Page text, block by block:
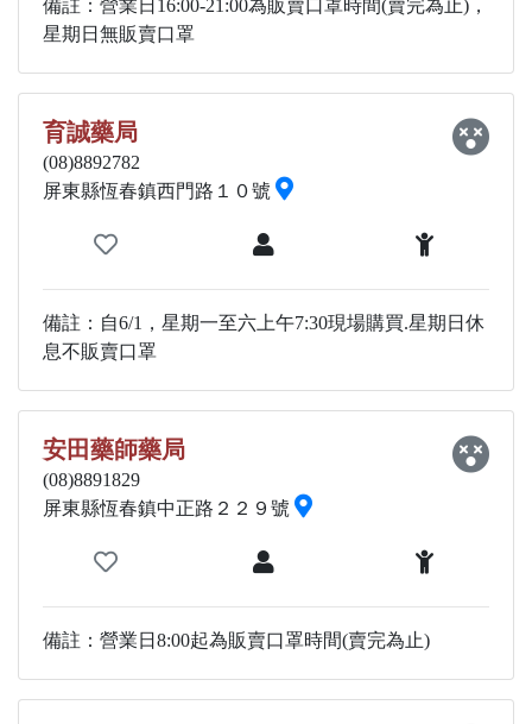
備註：營業日16:00-21:00為販賣口罩時間(賣完為止)，
星期日無販賣口罩
育誠藥局
(08)8892782
屏東縣恆春鎮西門路１０號
備註：自6/1，星期一至六上午7:30現場購買.星期日休
息不販賣口罩
安田藥師藥局
(08)8891829
屏東縣恆春鎮中正路２２９號
備註：營業日8:00起為販賣口罩時間(賣完為止)